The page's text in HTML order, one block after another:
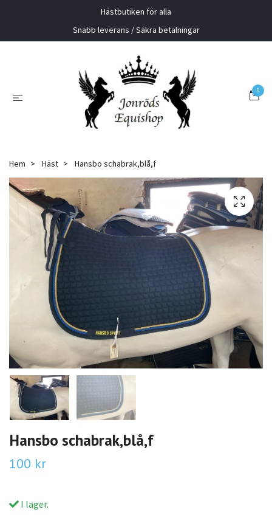
Hästbutiken för alla
Snabb leverans / Säkra betalningar
0
Hem Häst Hansbo schabrak,blå,f
Hansbo schabrak,blå,f
100 kr
I lager.